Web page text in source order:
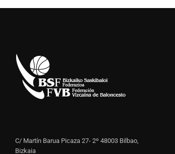
C/ Martín Barua Picaza 27- 2º 48003 Bilbao,
Bizkaia